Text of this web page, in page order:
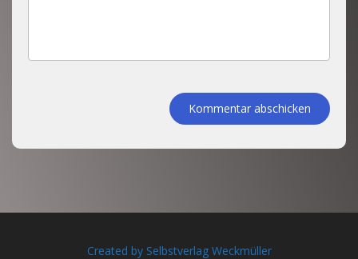
Kommentar abschicken
Created by Selbstverlag Weckmüller